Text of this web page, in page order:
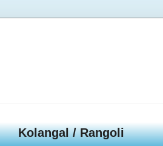
Kolangal / Rangoli